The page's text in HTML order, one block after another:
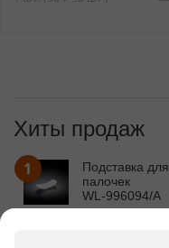
Хиты продаж
1
Подставка для
палочек
WL‑996094/A